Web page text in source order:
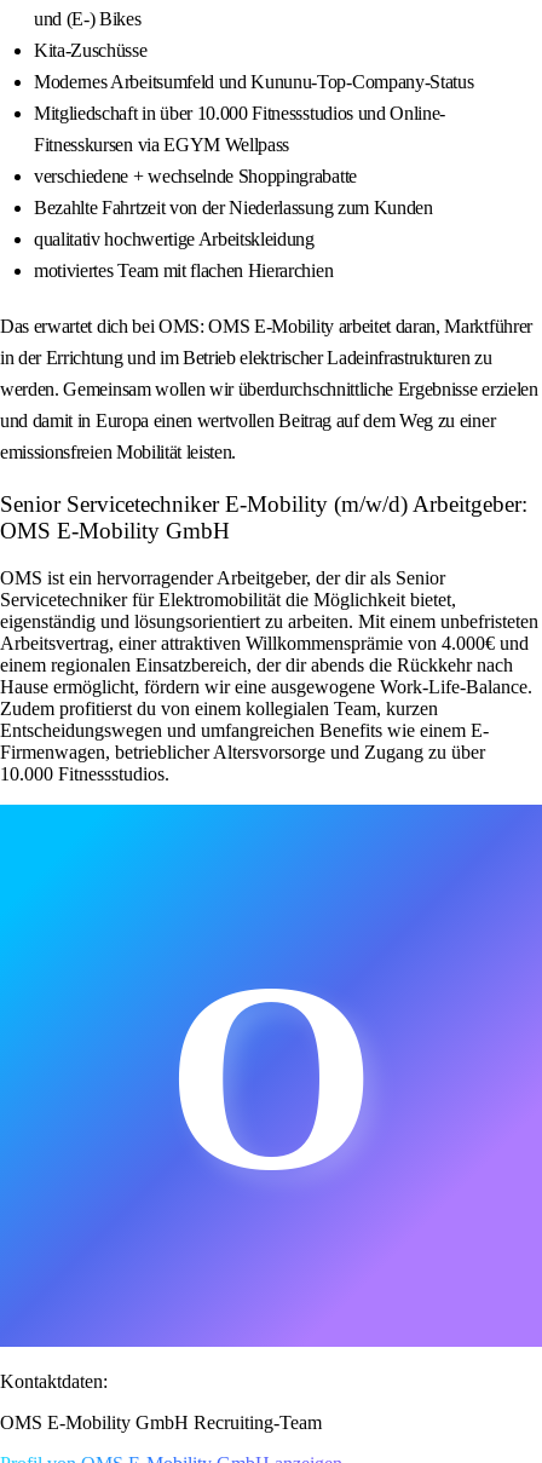
und (E-) Bikes
Kita-Zuschüsse
Modernes Arbeitsumfeld und Kununu-Top-Company-Status
Mitgliedschaft in über 10.000 Fitnessstudios und Online-
Fitnesskursen via EGYM Wellpass
verschiedene + wechselnde Shoppingrabatte
Bezahlte Fahrtzeit von der Niederlassung zum Kunden
qualitativ hochwertige Arbeitskleidung
motiviertes Team mit flachen Hierarchien
Das erwartet dich bei OMS: OMS E-Mobility arbeitet daran, Marktführer
in der Errichtung und im Betrieb elektrischer Ladeinfrastrukturen zu
werden. Gemeinsam wollen wir überdurchschnittliche Ergebnisse erzielen
und damit in Europa einen wertvollen Beitrag auf dem Weg zu einer
emissionsfreien Mobilität leisten.
Senior Servicetechniker E-Mobility (m/w/d) Arbeitgeber:
OMS E-Mobility GmbH
OMS ist ein hervorragender Arbeitgeber, der dir als Senior
Servicetechniker für Elektromobilität die Möglichkeit bietet,
eigenständig und lösungsorientiert zu arbeiten. Mit einem unbefristeten
Arbeitsvertrag, einer attraktiven Willkommensprämie von 4.000€ und
einem regionalen Einsatzbereich, der dir abends die Rückkehr nach
Hause ermöglicht, fördern wir eine ausgewogene Work-Life-Balance.
Zudem profitierst du von einem kollegialen Team, kurzen
Entscheidungswegen und umfangreichen Benefits wie einem E-
Firmenwagen, betrieblicher Altersvorsorge und Zugang zu über
10.000 Fitnessstudios.
O
Kontaktdaten:
OMS E-Mobility GmbH Recruiting-Team